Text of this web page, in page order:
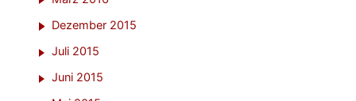
Dezember 2015
Juli 2015
Juni 2015